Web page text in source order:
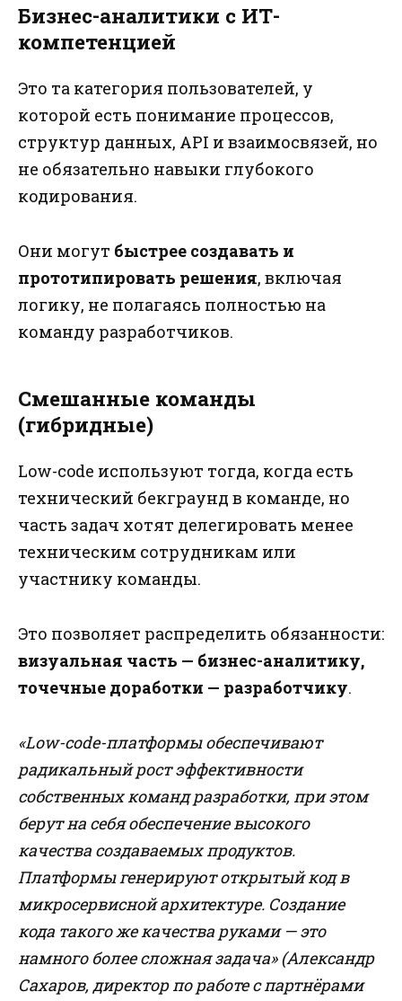
Бизнес-аналитики с ИТ-
компетенцией
Это та категория пользователей, у
которой есть понимание процессов,
структур данных, API и взаимосвязей, но
не обязательно навыки глубокого
кодирования.
Они могут быстрее создавать и
прототипировать решения, включая
логику, не полагаясь полностью на
команду разработчиков.
Смешанные команды
(гибридные)
Low-code используют тогда, когда есть
технический бекграунд в команде, но
часть задач хотят делегировать менее
техническим сотрудникам или
участнику команды.
Это позволяет распределить обязанности:
визуальная часть — бизнес-аналитику,
точечные доработки — разработчику.
«Low-code-платформы обеспечивают
радикальный рост эффективности
собственных команд разработки, при этом
берут на себя обеспечение высокого
качества создаваемых продуктов.
Платформы генерируют открытый код в
микросервисной архитектуре. Создание
кода такого же качества руками — это
намного более сложная задача» (Александр
Сахаров, директор по работе с партнёрами